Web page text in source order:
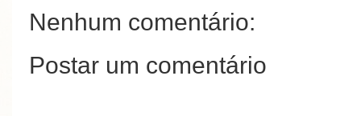
Nenhum comentário:
Postar um comentário